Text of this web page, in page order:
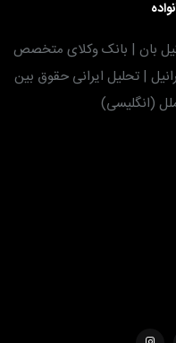
بان | بانک وکلای متخصص
| تحلیل ایرانی حقوق بین
(انگلیسی)